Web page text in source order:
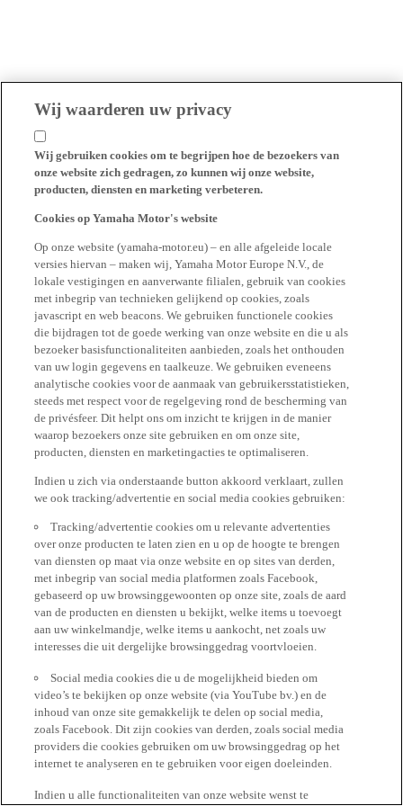
Wij waarderen uw privacy
Wij gebruiken cookies om te begrijpen hoe de bezoekers van
onze website zich gedragen, zo kunnen wij onze website,
producten, diensten en marketing verbeteren.
Cookies op Yamaha Motor's website
Op onze website (yamaha-motor.eu) – en alle afgeleide locale
versies hiervan – maken wij, Yamaha Motor Europe N.V., de
lokale vestigingen en aanverwante filialen, gebruik van cookies
met inbegrip van technieken gelijkend op cookies, zoals
javascript en web beacons. We gebruiken functionele cookies
die bijdragen tot de goede werking van onze website en die u als
bezoeker basisfunctionaliteiten aanbieden, zoals het onthouden
van uw login gegevens en taalkeuze. We gebruiken eveneens
analytische cookies voor de aanmaak van gebruikersstatistieken,
steeds met respect voor de regelgeving rond de bescherming van
de privésfeer. Dit helpt ons om inzicht te krijgen in de manier
waarop bezoekers onze site gebruiken en om onze site,
producten, diensten en marketingacties te optimaliseren.
Indien u zich via onderstaande button akkoord verklaart, zullen
we ook tracking/advertentie en social media cookies gebruiken:
Tracking/advertentie cookies om u relevante advertenties
over onze producten te laten zien en u op de hoogte te brengen
van diensten op maat via onze website en op sites van derden,
met inbegrip van social media platformen zoals Facebook,
gebaseerd op uw browsinggewoonten op onze site, zoals de aard
van de producten en diensten u bekijkt, welke items u toevoegt
aan uw winkelmandje, welke items u aankocht, net zoals uw
interesses die uit dergelijke browsinggedrag voortvloeien.
Social media cookies die u de mogelijkheid bieden om
video’s te bekijken op onze website (via YouTube bv.) en de
inhoud van onze site gemakkelijk te delen op social media,
zoals Facebook. Dit zijn cookies van derden, zoals social media
providers die cookies gebruiken om uw browsinggedrag op het
internet te analyseren en te gebruiken voor eigen doeleinden.
Indien u alle functionaliteiten van onze website wenst te